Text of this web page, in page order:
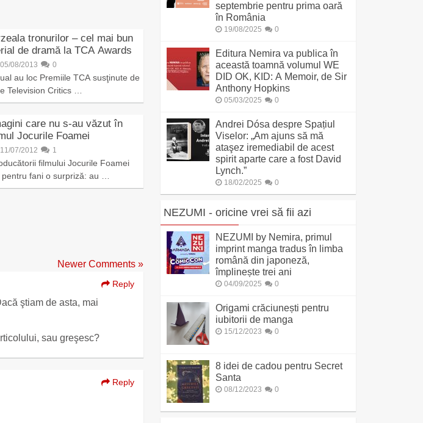
tronurilor – cel mai bun
de dramă la TCA Awards
05/08/2013 0
au loc Premiile TCA susţinute de
Television Critics …
care nu s-au văzut în
Jocurile Foamei
11/07/2012 1
filmului Jocurile Foamei
pentru fani o surpriză: au …
Newer Comments »
Reply
ştiam de asta, mai
sau greşesc?
Reply
septembrie pentru prima oară
în România
19/08/2025 0
Editura Nemira va publica în
această toamnă volumul WE
DID OK, KID: A Memoir, de Sir
Anthony Hopkins
05/03/2025 0
Andrei Dósa despre Spațiul
Viselor: „Am ajuns să mă
ataşez iremediabil de acest
spirit aparte care a fost David
Lynch.”
18/02/2025 0
NEZUMI - oricine vrei să fii azi
NEZUMI by Nemira, primul
imprint manga tradus în limba
română din japoneză,
împlinește trei ani
04/09/2025 0
Origami crăciunești pentru
iubitorii de manga
15/12/2023 0
8 idei de cadou pentru Secret
Santa
08/12/2023 0